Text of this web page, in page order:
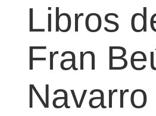
Libros
Fran
Navarro